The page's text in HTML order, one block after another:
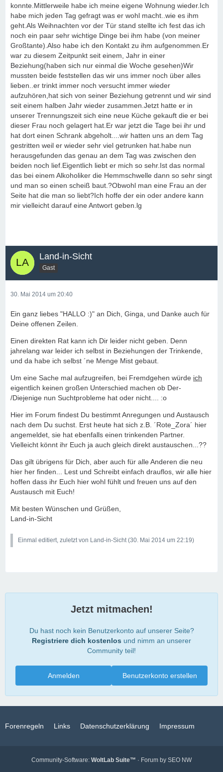
konnte.Mittlerweile habe ich meine eigene Wohnung wieder.Ich
habe mich jeden Tag gefragt was er wohl macht..wie es ihm
geht.Als Weihnachten vor der Tür stand stellte ich fest das ich
noch ein paar sehr wichtige Dinge bei ihm habe (von meiner
Großtante).Also habe ich den Kontakt zu ihm aufgenommen.Er
war zu diesem Zeitpunkt seit einem, Jahr in einer
Beziehung(haben sich nur einmal die Woche gesehen)Wir
mussten beide feststellen das wir uns immer noch über alles
lieben..er trinkt immer noch versucht immer wieder
aufzuhören,hat sich von seiner Beziehung getrennt und wir sind
seit einem halben Jahr wieder zusammen.Jetzt hatte er in
unserer Trennungszeit sich eine neue Küche gekauft die er bei
dieser Frau noch gelagert hat.Er war jetzt die Tage bei ihr und
hat dort einen Schrank abgeholt....wir hatten uns an dem Tag
gestritten weil er wieder sehr viel getrunken hat.habe nun
herausgefunden das genau an dem Tag was zwischen den
beiden noch lief.Eigentlich liebt er mich so sehr.Ist das normal
das bei einem Alkoholiker die Hemmschwelle dann so sehr singt
und man so einen scheiß baut.?Obwohl man eine Frau an der
Seite hat die man so liebt?Ich hoffe der ein oder andere kann
mir vielleicht darauf eine Antwort geben.lg
Land-in-Sicht
Gast
30. Mai 2014 um 20:40
Ein ganz liebes "HALLO :)" an Dich, Ginga, und Danke auch für
Deine offenen Zeilen.
Einen direkten Rat kann ich Dir leider nicht geben. Denn
jahrelang war leider ich selbst in Beziehungen der Trinkende,
und da habe ich selbst ´ne Menge Mist gebaut.
Um eine Sache mal aufzugreifen, bei Fremdgehen würde ich
eigentlich keinen großen Unterschied machen ob Der-
/Diejenige nun Suchtprobleme hat oder nicht.... :o
Hier im Forum findest Du bestimmt Anregungen und Austausch
nach dem Du suchst. Erst heute hat sich z.B. ´Rote_Zora´ hier
angemeldet, sie hat ebenfalls einen trinkenden Partner.
Vielleicht könnt ihr Euch ja auch gleich direkt austauschen...??
Das gilt übrigens für Dich, aber auch für alle Anderen die neu
hier her finden... Lest und Schreibt einfach drauflos, wir alle hier
hoffen dass ihr Euch hier wohl fühlt und freuen uns auf den
Austausch mit Euch!
Mit besten Wünschen und Grüßen,
Land-in-Sicht
Einmal editiert, zuletzt von Land-in-Sicht (30. Mai 2014 um 22:19)
Jetzt mitmachen!
Du hast noch kein Benutzerkonto auf unserer Seite?
Registriere dich kostenlos und nimm an unserer
Community teil!
Benutzerkonto erstellen
Anmelden
Forenregeln Links Datenschutzerklärung Impressum
Community-Software: WoltLab Suite™ · Forum by SEO NW